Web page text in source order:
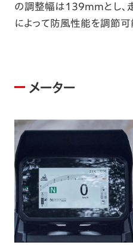
の調整幅は139mmとし、
によって防風性能を調節可
メーター